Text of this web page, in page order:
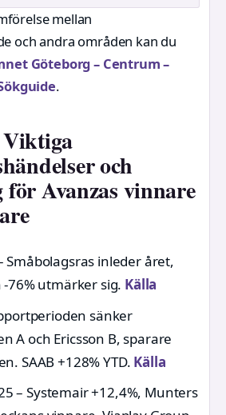
mellan
och andra områden kan du
Göteborg – Centrum –
.
och
Avanzas vinnare
Småbolagsras inleder året,
76% utmärker sig. Källa
sänker
A och Ericsson B, sparare
SAAB +128% YTD. Källa
– Systemair +12,4%, Munters